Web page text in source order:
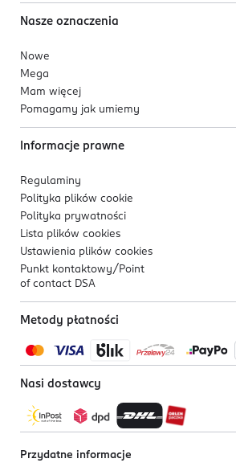
Nasze oznaczenia
Nowe
Mega
Mam więcej
Pomagamy jak umiemy
Informacje prawne
Regulaminy
Polityka plików cookie
Polityka prywatności
Lista plików cookies
Ustawienia plików cookies
Punkt kontaktowy/ Point
of contact DSA
Metody płatności
Nasi dostawcy
Przydatne informacje